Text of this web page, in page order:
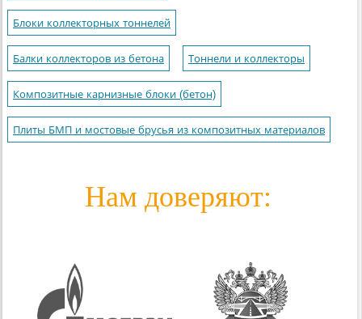
Блоки коллекторных тоннелей
Балки коллекторов из бетона Тоннели и коллекторы
Композитные карнизные блоки (бетон)
Плиты БМП и мостовые брусья из композитных материалов
Нам доверяют: